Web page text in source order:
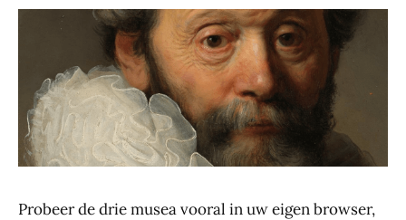
Probeer de drie musea vooral in uw eigen browser,